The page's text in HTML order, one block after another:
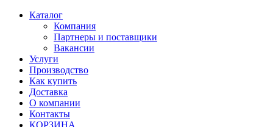
Каталог
Компания
Партнеры и поставщики
Вакансии
Услуги
Производство
Как купить
Доставка
О компании
Контакты
КОРЗИНА